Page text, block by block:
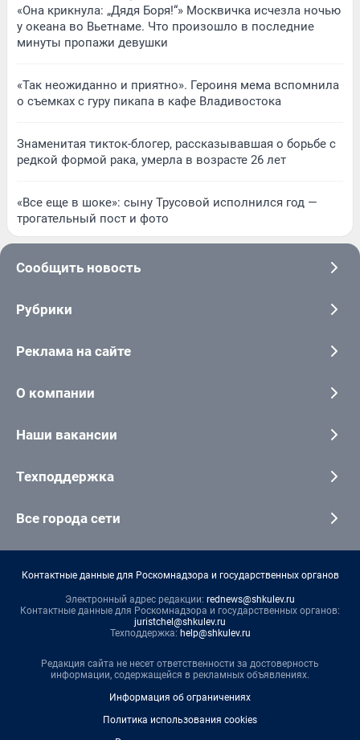
«Она крикнула: „Дядя Боря!“» Москвичка исчезла ночью
у океана во Вьетнаме. Что произошло в последние
минуты пропажи девушки
«Так неожиданно и приятно». Героиня мема вспомнила
о съемках с гуру пикапа в кафе Владивостока
Знаменитая тикток-блогер, рассказывавшая о борьбе с
редкой формой рака, умерла в возрасте 26 лет
«Все еще в шоке»: сыну Трусовой исполнился год —
трогательный пост и фото
Сообщить новость
Рубрики
Реклама на сайте
О компании
Наши вакансии
Техподдержка
Все города сети
Контактные данные для Роскомнадзора и государственных органов
Электронный адрес редакции: rednews@shkulev.ru
Контактные данные для Роскомнадзора и государственных органов:
juristchel@shkulev.ru
Техподдержка: help@shkulev.ru
Редакция сайта не несет ответственности за достоверность
информации, содержащейся в рекламных объявлениях.
Информация об ограничениях
Политика использования cookies